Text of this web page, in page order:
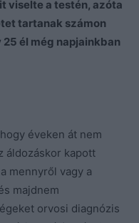
viselte a testén, azóta
tartanak számon
él még napjainkban
éveken át nem
áldozáskor kapott
mennyről vagy a
majdnem
orvosi diagnózis